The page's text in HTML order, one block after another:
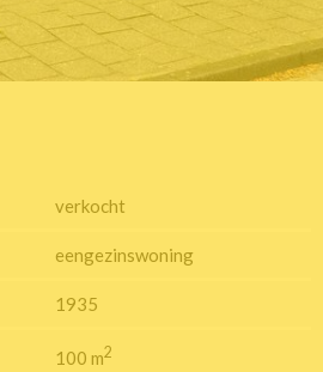
verkocht
eengezinswoning
1935
100 m2